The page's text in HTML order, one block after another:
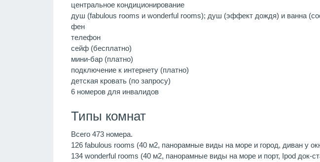
центральное кондиционирование
душ (fabulous rooms и wonderful rooms); душ (эффект дождя) и ванна
фен
телефон
сейф (бесплатно)
мини-бар (платно)
подключение к интернету (платно)
детская кровать (по запросу)
6 номеров для инвалидов
Типы комнат
Всего 473 номера.
126 fabulous rooms (40 м2, панорамные виды на море и город, диван у
134 wonderful rooms (40 м2, панорамные виды на море и порт, Ipod док-